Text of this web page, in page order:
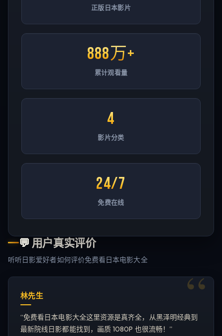
正版日本影片
888万+
累计观看量
4
影片分类
24/7
免费在线
💬 用户真实评价
听听日影爱好者如何评价免费看日本电影大全
林先生
“免费看日本电影大全这里资源是真齐全，从黑泽明经典到
最新院线日影都能找到，画质 1080P 也很流畅！ ”